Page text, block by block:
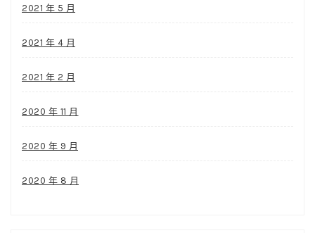
2021 年 5 月
2021 年 4 月
2021 年 2 月
2020 年 11 月
2020 年 9 月
2020 年 8 月